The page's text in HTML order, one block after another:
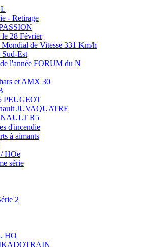
- Retirage
28 Février
de Vitesse 331 Km/h
Est
l'année FORUM du N
et AMX 30
PEUGEOT
JUVAQUATRE
R5
d'incendie
à aimants
HOe
série
2
HO